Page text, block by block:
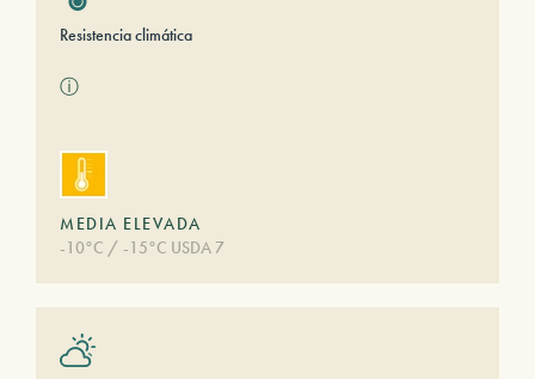
Resistencia climática
ⓘ
MEDIA ELEVADA
-10°C / -15°C USDA 7